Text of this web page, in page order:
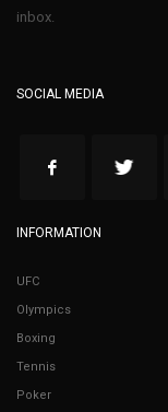
inbox.
SOCIAL MEDIA
INFORMATION
UFC
Olympics
Boxing
Tennis
Poker